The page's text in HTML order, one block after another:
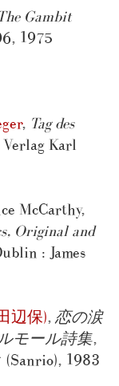
Gambit
1975
, Tag des
Verlag Karl
McCarthy,
Original and
: James
辺保), 恋の涙
モール詩集,
(Sanrio), 1983